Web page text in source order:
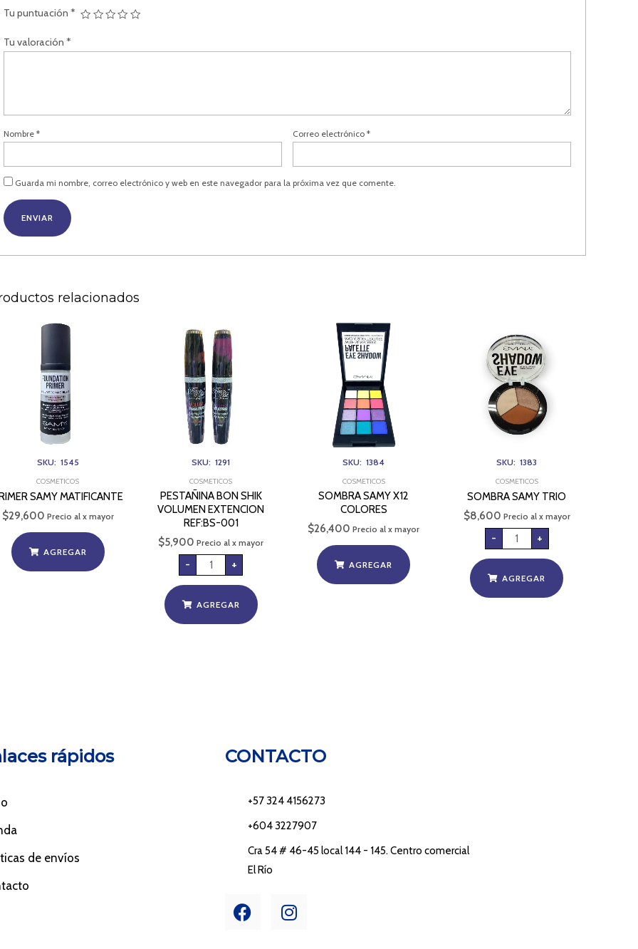
Tu puntuación*
Tu valoración*
Nombre* Correo electrónico*
Guarda mi nombre, correo electrónico y web en este navegador para la próxima vez que comente.
relacionados
SKU: 1545
COSMETICOS
SAMY MATIFICANTE
$29,600 Precio al x mayor
AGREGAR
SKU: 1291
COSMETICOS
PESTAÑINA BON SHIK
VOLUMEN EXTENCION
REF:BS-001
$5,900 Precio al x mayor
-
BON
SHIK
VOLUMEN
EXTENCION
REF:BS-
001
cantidad
+
AGREGAR
SKU: 1384
COSMETICOS
SOMBRA SAMY X12
COLORES
$26,400 Precio al x mayor
AGREGAR
SKU: 1383
COSMETICOS
SOMBRA SAMY TRIO
$8,600 Precio al x mayor
-
TRIO
cantidad
+
AGREGAR
rápidos
de envíos
CONTACTO
+57 324 4156273
+604 3227907
Cra 54 # 46-45 local 144 - 145. Centro comercial
El Río
F
a
I
n